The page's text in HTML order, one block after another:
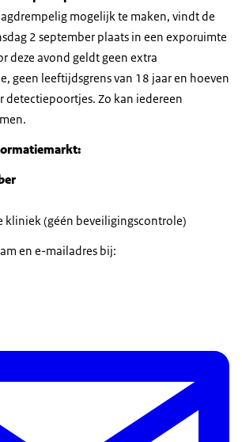
mogelijk te maken, vindt de
2 september plaats in een exporuimte
deze avond geldt geen extra
geen leeftijdsgrens van 18 jaar en hoeven
detectiepoortjes. Zo kan iedereen
kliniek (géén beveiligingscontrole)
en e-mailadres bij: